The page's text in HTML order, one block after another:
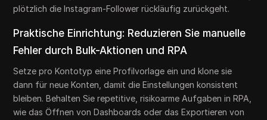
plötzlich die Instagram-Follower rückläufig zurückgeht.
Praktische Einrichtung: Reduzieren Sie manuelle
Fehler durch Bulk-Aktionen und RPA
Setze pro Kontotyp eine Profilvorlage ein und klone sie
dann für neue Konten, damit die Einstellungen konsistent
bleiben. Behalten Sie repetitive, risikoarme Aufgaben in RPA,
wie das Öffnen von Dashboards oder das Exportieren von